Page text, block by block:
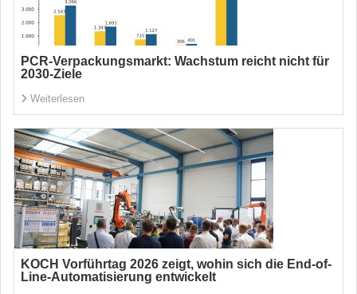
PCR-Verpackungsmarkt: Wachstum reicht nicht für
2030-Ziele
Weiterlesen
KOCH Vorführtag 2026 zeigt, wohin sich die End-of-
Line-Automatisierung entwickelt